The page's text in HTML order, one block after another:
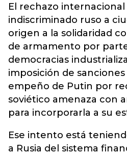
El rechazo
indiscriminado ruso a
origen a la solidaridad
de armamento por
democracias
imposición de sanciones
empeño de Putin por
soviético amenaza con
para incorporarla a su
Ese intento está
a Rusia del sistema